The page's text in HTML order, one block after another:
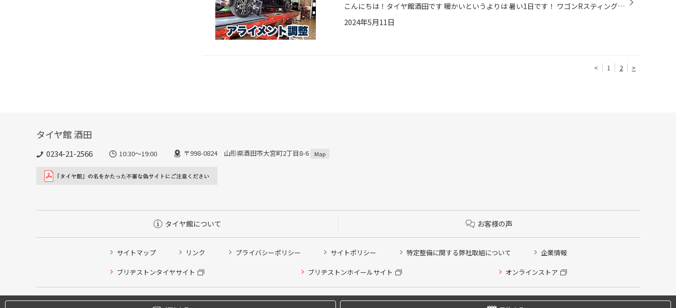
こんにちは！タイヤ館酒田です 暖かいというよりは 暑い1日です！ ワゴンRスティングレーのタイヤ交換のご紹介です 165/55R15 REGNO GR-Leggera 新車時装着タイヤ エコピア EP150からの交換です REGNO GR-Leggeraの魅力 1.軽自動車での静かな車内空間を演出 2.快適な乗り心地を実現 3.より安全に長...
2024年5月11日
< 1 2 >
タイヤ館 酒田
0234-21-2566 10:30～19:00 〒998-0824 山形県酒田市大宮町2丁目8-6 Map
タイヤ館について お客様の声
サイトマップ リンク プライバシーポリシー サイトポリシー 特定整備に関する弊社取組について 企業情報
ブリヂストンタイヤサイト ブリヂストンホイールサイト オンラインストア
タイヤ点検・安全点検/タイヤ履き替え/オイル交換/その他ピット作業の予約
クローク契約会員専用タイヤ履き替え※タイヤ履き替えを希望のクローク契約会員の方はこちらを選択ください
本日のタイヤ履き替え順番待ち予約 ※クローク契約会員の方はご利用いただけません